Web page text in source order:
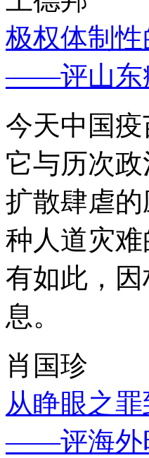
极权体制
——评山东
今天中国
它与历次
扩散肆虐
种人道灾
有如此，
息。
肖国珍
从睁眼之
——评海外